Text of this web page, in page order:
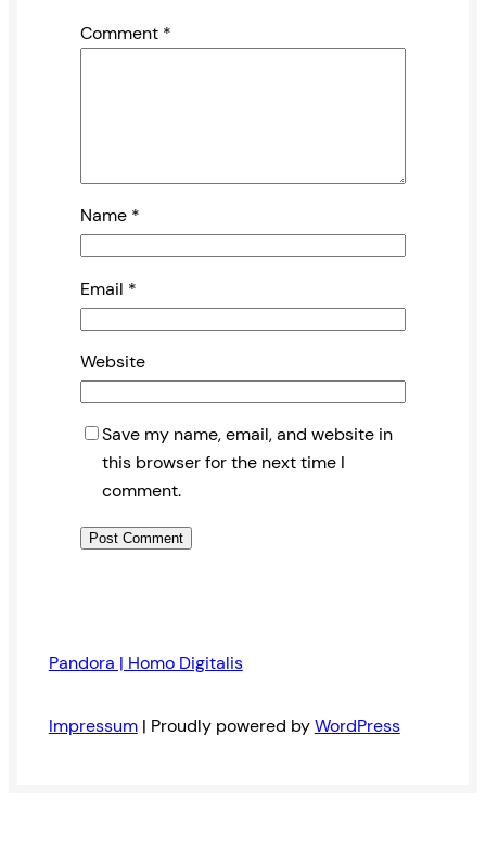
Comment *
Name *
Email *
Website
Save my name, email, and website in
this browser for the next time I
comment.
Pandora | Homo Digitalis
Impressum| Proudly powered byWordPress